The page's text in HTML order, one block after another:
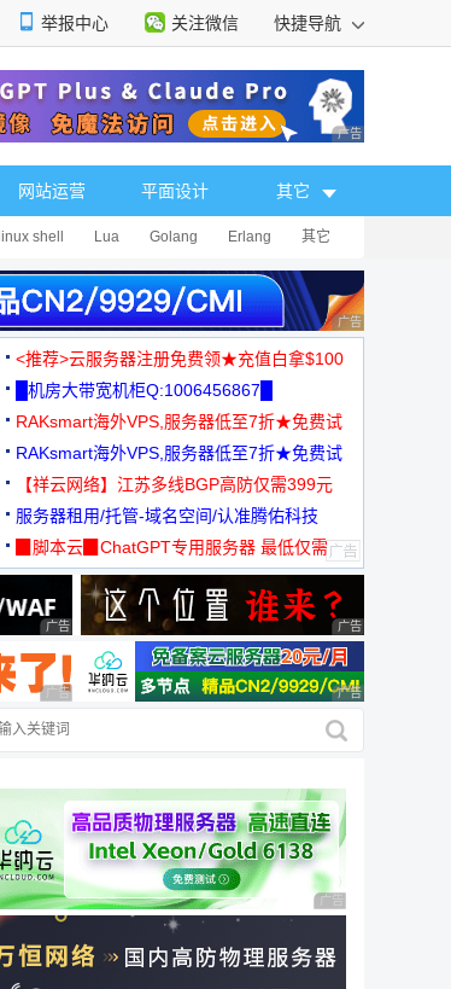
举报中心 关注微信 快捷导航
广告 商业广告，理
网站运营 平面设计 其它
linux shell Lua Golang Erlang 其它
广告 商业广告，理
<推荐>云服务器注册免费领★充值白拿$100
█机房大带宽机柜Q:1006456867█
RAKsmart海外VPS,服务器低至7折★免费试
用★
RAKsmart海外VPS,服务器低至7折★免费试
用★
【祥云网络】江苏多线BGP高防仅需399元
服务器租用/托管-域名空间/认准腾佑科技
▉脚本云▉ChatGPT专用服务器 最低仅需
19元/月
广告 商业广告，理性选择 广告 商业广告，理
广告 商业广告，理性选择 广告 商业广告，理
广告 商业广告，理性